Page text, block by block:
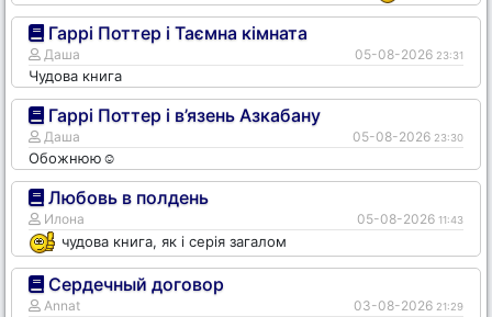
Гаррі Поттер і Таємна кімната
Даша 05-08-2026 23:31
Чудова книга
Гаррі Поттер і в’язень Азкабану
Даша 05-08-2026 23:30
Обожнюю☺️
Любовь в полдень
Илона 05-08-2026 11:43
чудова книга, як і серія загалом
Сердечный договор
Annat 03-08-2026 21:29